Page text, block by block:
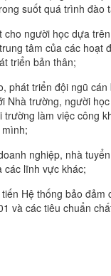
suốt quá trình đào
cho người học dựa
tâm của các hoạt
triển bản thân;
phát triển đội ngũ
Nhà trường, người
trường làm việc công
nghiệp, nhà
các lĩnh vực khác;
Hệ thống bảo
và các tiêu chuẩn